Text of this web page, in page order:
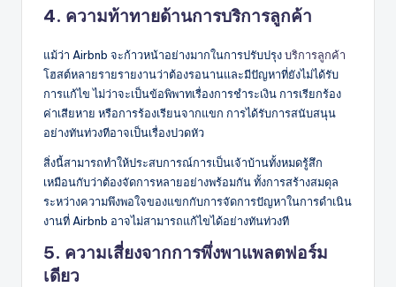
4. ความท้าทายด้านการบริการลูกค้า
แม้ว่า Airbnb จะก้าวหน้าอย่างมากในการปรับปรุงบริการลูกค้า
โฮสต์หลายรายรายงานว่าต้องรอนานและมีปัญหาที่ยังไม่ได้รับ
การแก้ไข ไม่ว่าจะเป็นข้อพิพาทเรื่องการชำระเงิน การเรียกร้อง
ค่าเสียหาย หรือการร้องเรียนจากแขก การได้รับการสนับสนุน
อย่างทันท่วงทีอาจเป็นเรื่องปวดหัว
สิ่งนี้สามารถทำให้ประสบการณ์การเป็นเจ้าบ้านทั้งหมดรู้สึก
เหมือนกับว่าต้องจัดการหลายอย่างพร้อมกัน ทั้งการสร้างสมดุล
ระหว่างความพึงพอใจของแขกกับการจัดการปัญหาในการดำเนิน
งานที่ Airbnb อาจไม่สามารถแก้ไขได้อย่างทันท่วงที
5. ความเสี่ยงจากการพึ่งพาแพลตฟอร์ม
เดียว